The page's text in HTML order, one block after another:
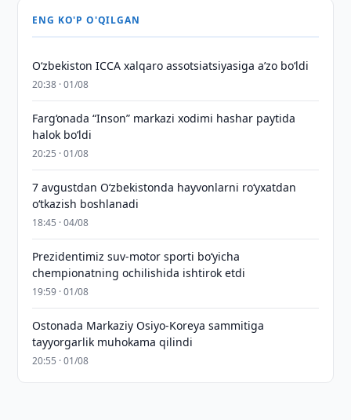
ENG KO'P O'QILGAN
O‘zbekiston ICCA xalqaro assotsiatsiyasiga aʼzo bo‘ldi
20:38 · 01/08
Farg‘onada “Inson” markazi xodimi hashar paytida
halok bo‘ldi
20:25 · 01/08
7 avgustdan O‘zbekistonda hayvonlarni ro‘yxatdan
o‘tkazish boshlanadi
18:45 · 04/08
Prezidentimiz suv-motor sporti bo‘yicha
chempionatning ochilishida ishtirok etdi
19:59 · 01/08
Ostonada Markaziy Osiyo-Koreya sammitiga
tayyorgarlik muhokama qilindi
20:55 · 01/08